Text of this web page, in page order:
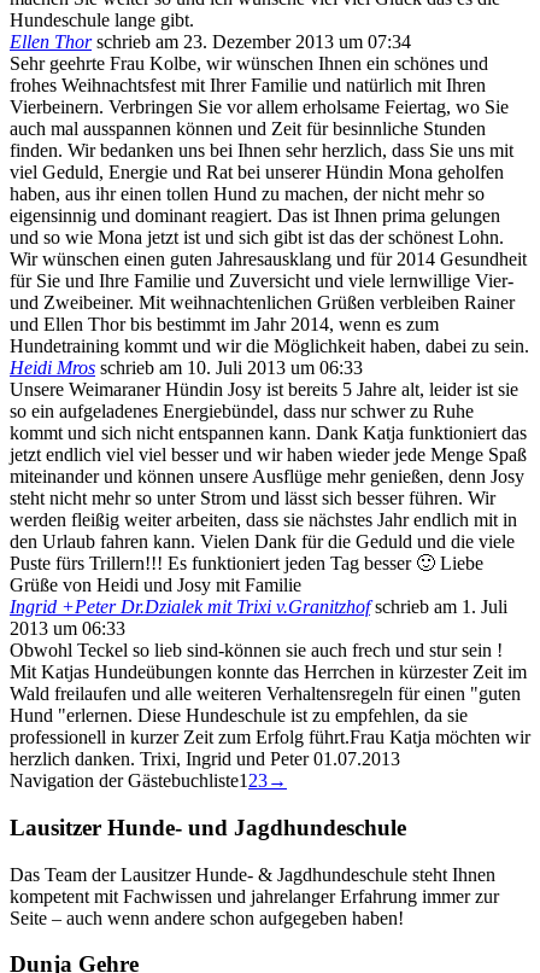
Hundeschule lange gibt.
Ellen Thor schrieb am 23. Dezember 2013 um 07:34
Sehr geehrte Frau Kolbe, wir wünschen Ihnen ein schönes und
frohes Weihnachtsfest mit Ihrer Familie und natürlich mit Ihren
Vierbeinern. Verbringen Sie vor allem erholsame Feiertag, wo Sie
auch mal ausspannen können und Zeit für besinnliche Stunden
finden. Wir bedanken uns bei Ihnen sehr herzlich, dass Sie uns mit
viel Geduld, Energie und Rat bei unserer Hündin Mona geholfen
haben, aus ihr einen tollen Hund zu machen, der nicht mehr so
eigensinnig und dominant reagiert. Das ist Ihnen prima gelungen
und so wie Mona jetzt ist und sich gibt ist das der schönest Lohn.
Wir wünschen einen guten Jahresausklang und für 2014 Gesundheit
für Sie und Ihre Familie und Zuversicht und viele lernwillige Vier-
und Zweibeiner. Mit weihnachtenlichen Grüßen verbleiben Rainer
und Ellen Thor bis bestimmt im Jahr 2014, wenn es zum
Hundetraining kommt und wir die Möglichkeit haben, dabei zu sein.
Heidi Mros schrieb am 10. Juli 2013 um 06:33
Unsere Weimaraner Hündin Josy ist bereits 5 Jahre alt, leider ist sie
so ein aufgeladenes Energiebündel, dass nur schwer zu Ruhe
kommt und sich nicht entspannen kann. Dank Katja funktioniert das
jetzt endlich viel viel besser und wir haben wieder jede Menge Spaß
miteinander und können unsere Ausflüge mehr genießen, denn Josy
steht nicht mehr so unter Strom und lässt sich besser führen. Wir
werden fleißig weiter arbeiten, dass sie nächstes Jahr endlich mit in
den Urlaub fahren kann. Vielen Dank für die Geduld und die viele
Puste fürs Trillern!!! Es funktioniert jeden Tag besser 🙂 Liebe
Grüße von Heidi und Josy mit Familie
Ingrid +Peter Dr.Dzialek mit Trixi v.Granitzhof schrieb am 1. Juli
2013 um 06:33
Obwohl Teckel so lieb sind-können sie auch frech und stur sein !
Mit Katjas Hundeübungen konnte das Herrchen in kürzester Zeit im
Wald freilaufen und alle weiteren Verhaltensregeln für einen "guten
Hund "erlernen. Diese Hundeschule ist zu empfehlen, da sie
professionell in kurzer Zeit zum Erfolg führt.Frau Katja möchten wir
herzlich danken. Trixi, Ingrid und Peter 01.07.2013
Navigation der Gästebuchliste1 23→
Lausitzer Hunde- und Jagdhundeschule
Das Team der Lausitzer Hunde- & Jagdhundeschule steht Ihnen
kompetent mit Fachwissen und jahrelanger Erfahrung immer zur
Seite – auch wenn andere schon aufgegeben haben!
Dunja Gehre